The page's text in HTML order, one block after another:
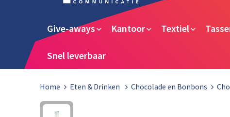
Give-aways Kantoor Textiel
Snel leverbaar
Home Eten & Drinken Chocolade en Bonbons